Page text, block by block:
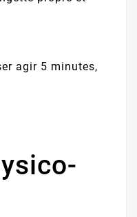
agir 5 minutes,